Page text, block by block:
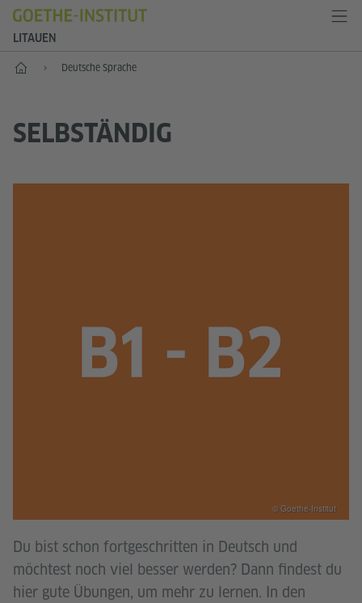
LITAUEN
Start Deutsche Sprache
SELBSTÄNDIG
Du bist schon fortgeschritten in Deutsch und
möchtest noch viel besser werden? Dann findest du
hier gute Übungen, um mehr zu lernen. In den
© Goethe-Institut